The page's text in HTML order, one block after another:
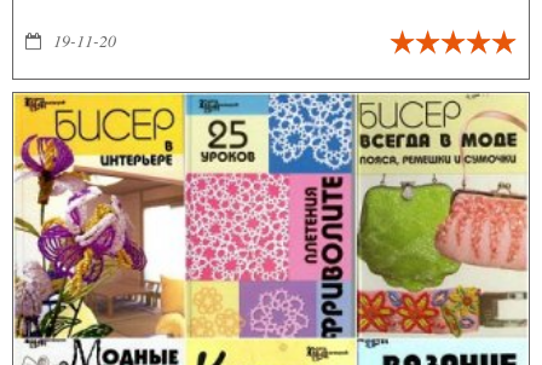
мебели, элементов декоративного оформления домов, лесных
19-11-20